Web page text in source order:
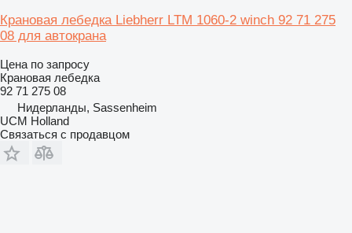
Крановая лебедка Liebherr LTM 1060-2 winch 92 71 275
08 для автокрана
Цена по запросу
Крановая лебедка
92 71 275 08
Нидерланды, Sassenheim
UCM Holland
Связаться с продавцом